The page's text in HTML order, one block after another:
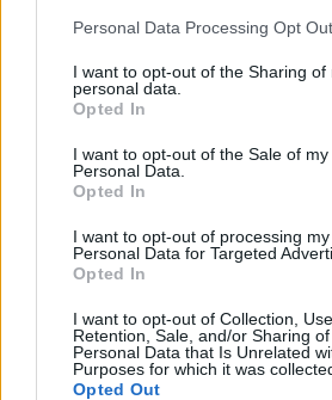
Please note that this website/app uses
not limited to your visit or usage
grant or deny consent to Google and
use your data for below specified
consent section.
Personal Data Processing Opt
I want to opt-out of the Sharing of
personal data.
Opted In
I want to opt-out of the Sale of my
Personal Data.
Opted In
I want to opt-out of processing my
Personal Data for Targeted
Opted In
I want to opt-out of Collection, Use,
Retention, Sale, and/or Sharing
Personal Data that Is Unrelated
Purposes for which it was
Opted Out
Növekvő nyomás a
atomhatóságon?